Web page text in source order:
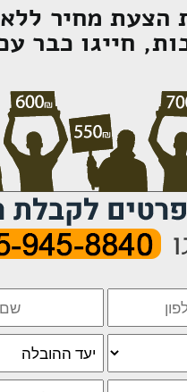
הצעת מחיר
חייגו כבר